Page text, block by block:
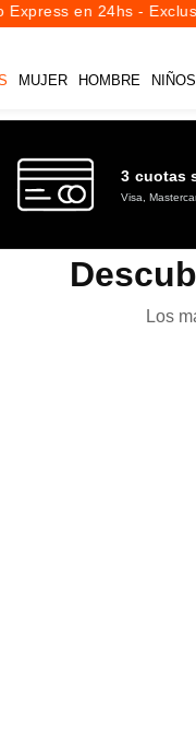
MUJER HOMBRE NIÑOS
en 24hs -
3 cuotas
Visa,
Los